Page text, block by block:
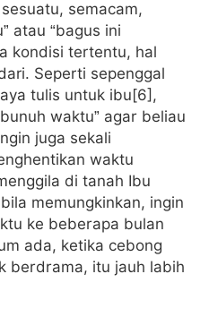
semacam,
atau “bagus ini
kondisi tertentu, hal
Seperti sepenggal
tulis untuk ibu[6],
waktu” agar beliau
juga sekali
waktu
di tanah Ibu
memungkinkan, ingin
ke beberapa bulan
ada, ketika cebong
berdrama, itu jauh labih